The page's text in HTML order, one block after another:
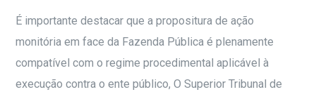
É importante destacar que a propositura de ação
monitória em face da Fazenda Pública é plenamente
compatível com o regime procedimental aplicável à
execução contra o ente público, O Superior Tribunal de